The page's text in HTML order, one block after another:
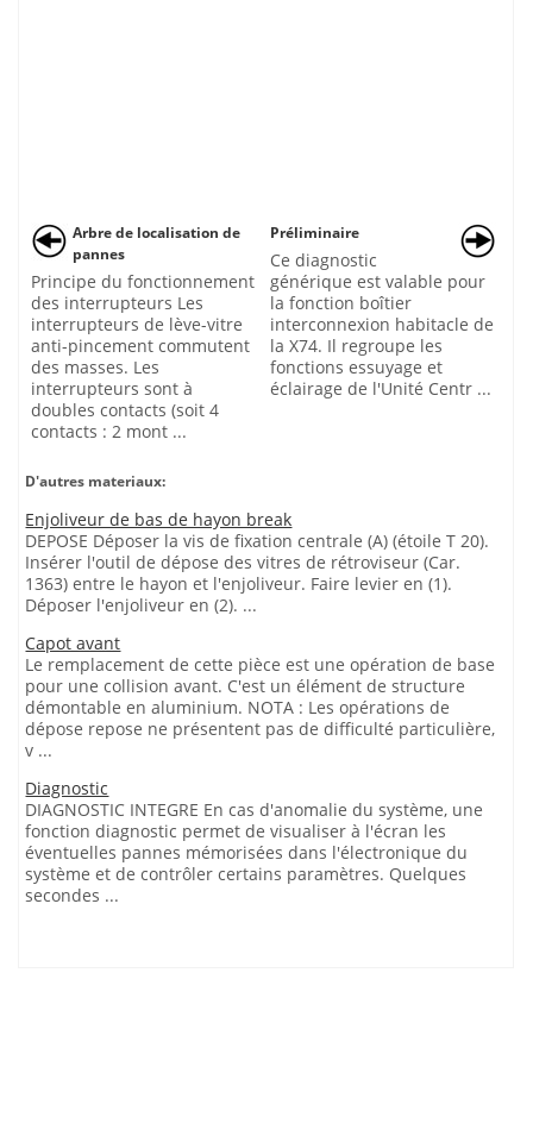
Arbre de localisation de
pannes
Principe du fonctionnement
des interrupteurs Les
interrupteurs de lève-vitre
anti-pincement commutent
des masses. Les
interrupteurs sont à
doubles contacts (soit 4
contacts : 2 mont ...
Préliminaire
Ce diagnostic
générique est valable pour
la fonction boîtier
interconnexion habitacle de
la X74. Il regroupe les
fonctions essuyage et
éclairage de l'Unité Centr ...
D'autres materiaux:
Enjoliveur de bas de hayon break
DEPOSE Déposer la vis de fixation centrale (A) (étoile T 20).
Insérer l'outil de dépose des vitres de rétroviseur (Car.
1363) entre le hayon et l'enjoliveur. Faire levier en (1).
Déposer l'enjoliveur en (2). ...
Capot avant
Le remplacement de cette pièce est une opération de base
pour une collision avant. C'est un élément de structure
démontable en aluminium. NOTA : Les opérations de
dépose repose ne présentent pas de difficulté particulière,
v ...
Diagnostic
DIAGNOSTIC INTEGRE En cas d'anomalie du système, une
fonction diagnostic permet de visualiser à l'écran les
éventuelles pannes mémorisées dans l'électronique du
système et de contrôler certains paramètres. Quelques
secondes ...